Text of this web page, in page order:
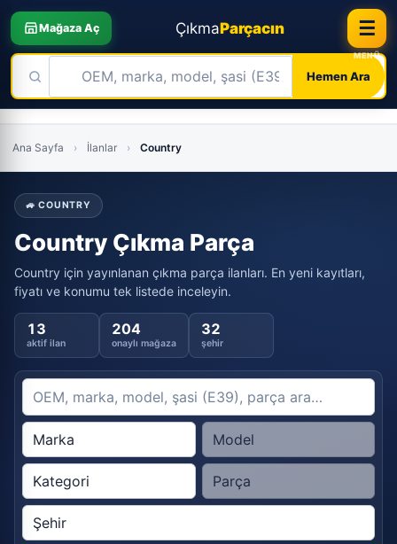
Mağaza Aç ÇıkmaParçacın
Hemen Ara
☰
to
content
Ana Sayfa › İlanlar › Country
🚙 COUNTRY
Country Çıkma Parça
Country için yayınlanan çıkma parça ilanları. En yeni kayıtları,
fiyatı ve konumu tek listede inceleyin.
13
aktif ilan
204
onaylı mağaza
32
şehir